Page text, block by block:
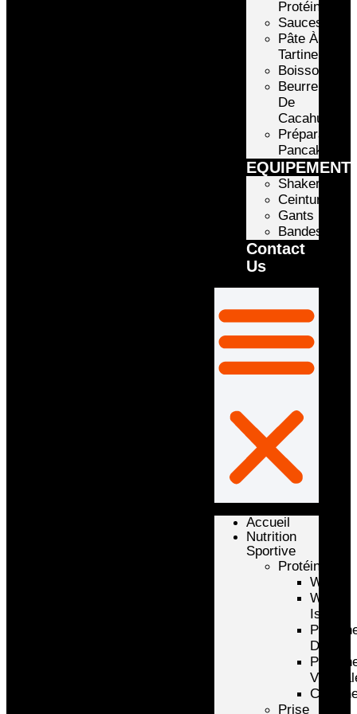
Protéinée
Sauces
Pâte À
Tartiner
Boissons
Beurre
De
Cacahuète
Préparation
Pancake
Shakers
Ceintures
Gants
Bandes
Contact
Us
Accueil
Nutrition
Sportive
Protéines
Whey
Whey
Isolate
D’oeuf
Prise